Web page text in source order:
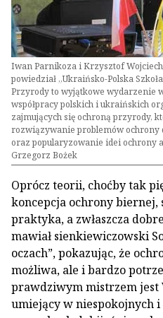
Iwan Parnikoza i Krzysztof
powiedział „Ukraińsko-Polska
Przyrody to wyjątkowe wydarzenie
współpracy polskich i ukraińskich
zajmujących się ochroną przyrody,
rozwiązywanie problemów
oraz popularyzowanie idei ochrony
Grzegorz Bożek
Oprócz teorii, choćby tak
koncepcja ochrony biernej,
praktyka, a zwłaszcza
mawiał sienkiewiczowski
oczach”, pokazując, że
możliwa, ale i bardzo
prawdziwym mistrzem jest
umiejący w niespokojnych